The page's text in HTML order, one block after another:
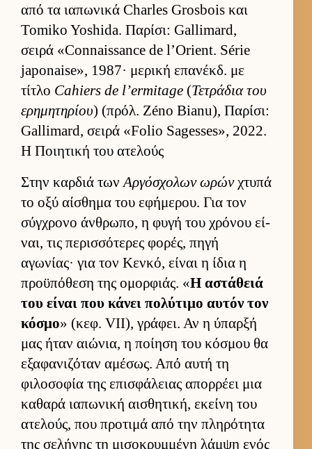
από τα ια­πωνικά Charles Grosbois και
Tomiko Yoshida. Παρίσι: Gallimard,
σειρά «Connaissance de l’Orient. Série
japonaise», 1987· μερική επανέκδ. με
τίτλο Cahiers de l’ermitage (Τετράδια του
ερημητηρίου) (πρόλ. Zéno Bianu), Παρίσι:
Gallimard, σειρά «Folio Sagesses», 2022.
Η Ποιητική του ατελούς
Στην καρ­διά τωνΑρ­γόσχολων ωρώνχτυπά
το οξύ αί­σθημα του εφήμερου. Για τον
σύγ­χρονο άν­θρωπο, η φυγή του χρόνου εί­
ναι, τις περισ­σότερες φορές, πηγή
αγωνίας· για τον Κεν­κό, εί­ναι η ίδια η
προϋπόθεση της ομορ­φιάς. «Η αστάθειά
του εί­ναι που κάνει πολύτιμο αυ­τόν τον
κόσμο» (κεφ. VII), γράφει. Αν η ύπαρξή
μας ήταν αιώνια, η ποί­ηση του κόσμου θα
εξαφανιζόταν αμέσως. Από αυτή τη
φιλοσοφία της επισφάλειας απορ­ρέει μια
καθαρά ια­πωνική αι­σθητική, εκείνη του
ατελούς, που προτιμά από την πληρότητα
της σελήνης τη μισοκρυμ­μένη λάμψη ενός